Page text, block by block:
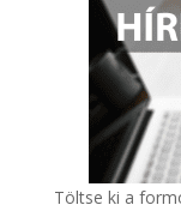
Töltse ki a